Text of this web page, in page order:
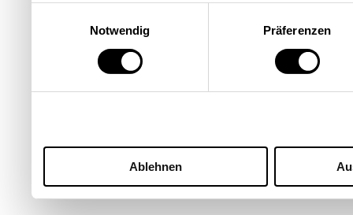
Notwendig
Präferenzen
Ablehnen